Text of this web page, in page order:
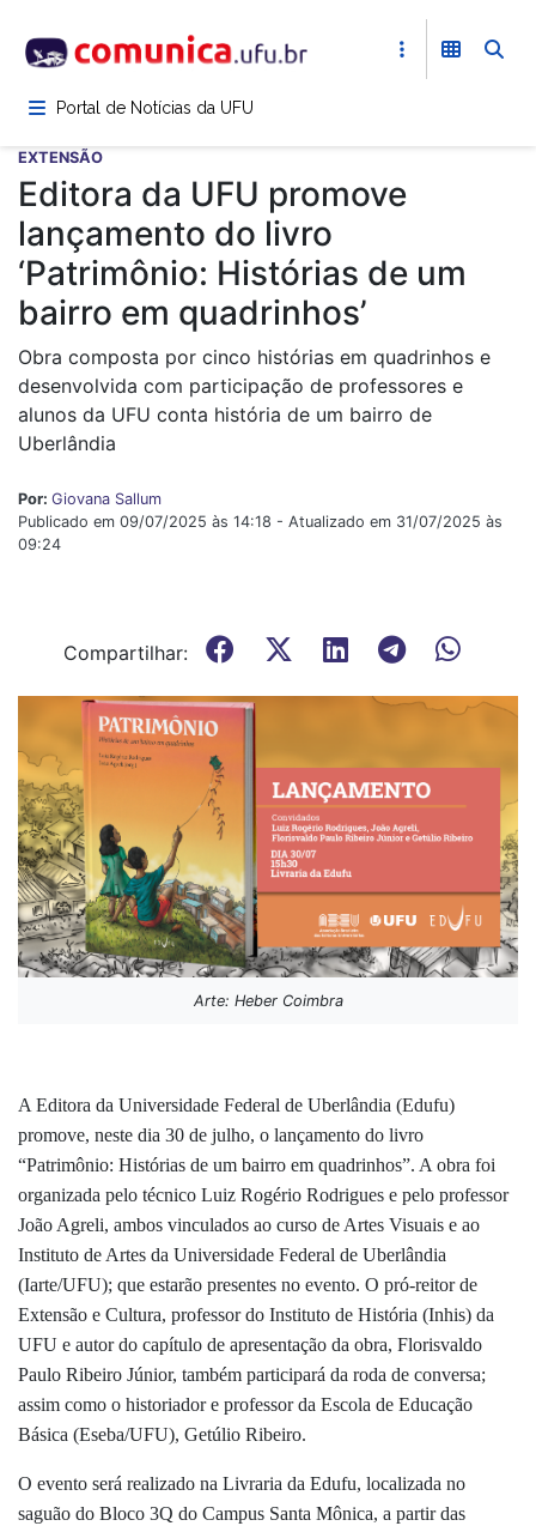
para
conteúdoPortal de Notícias da UFU
EXTENSÃO
Editora da UFU promove
lançamento do livro
‘Patrimônio: Histórias de um
bairro em quadrinhos’
Obra composta por cinco histórias em quadrinhos e
desenvolvida com participação de professores e
alunos da UFU conta história de um bairro de
Uberlândia
Por: Giovana Sallum
Publicado em 09/07/2025 às 14:18 - Atualizado em 31/07/2025 às
09:24
Compartilhar:
Arte: Heber Coimbra
A Editora da Universidade Federal de Uberlândia (Edufu)
promove, neste dia 30 de julho, o lançamento do livro
“Patrimônio: Histórias de um bairro em quadrinhos”. A obra foi
organizada pelo técnico Luiz Rogério Rodrigues e pelo professor
João Agreli, ambos vinculados ao curso de Artes Visuais e ao
Instituto de Artes da Universidade Federal de Uberlândia
(Iarte/UFU); que estarão presentes no evento. O pró-reitor de
Extensão e Cultura, professor do Instituto de História (Inhis) da
UFU e autor do capítulo de apresentação da obra, Florisvaldo
Paulo Ribeiro Júnior, também participará da roda de conversa;
assim como o historiador e professor da Escola de Educação
Básica (Eseba/UFU), Getúlio Ribeiro.
O evento será realizado na Livraria da Edufu, localizada no
saguão do Bloco 3Q do Campus Santa Mônica, a partir das